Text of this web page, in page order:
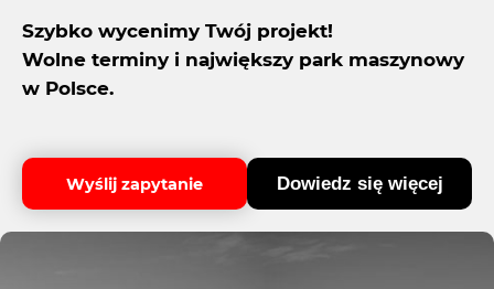
Dołącz jako Partner CNC
Szybko wycenimy Twój projekt!
Wolne terminy i największy park maszynowy
w Polsce.
Wyślij zapytanie Dowiedz się więcej